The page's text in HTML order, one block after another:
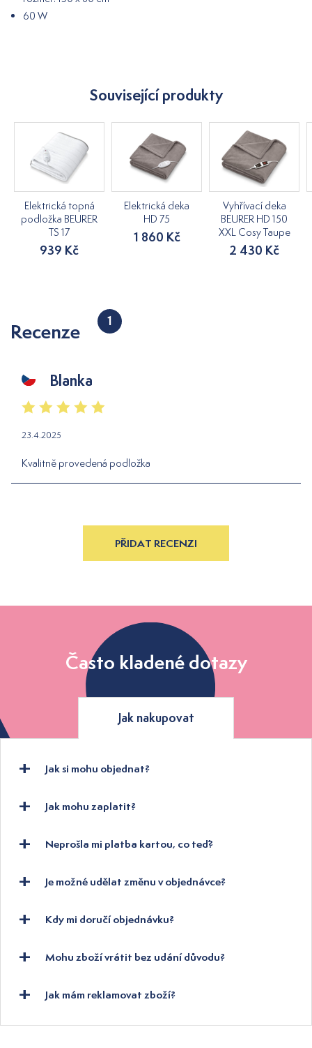
60 W
Související produkty
Elektrická topná
podložka BEURER
TS 17
939 Kč
Elektrická deka
HD 75
1 860 Kč
Vyhřívací deka
BEURER HD 150
XXL Cosy Taupe
2 430 Kč
Recenze 1
Blanka
23.4.2025
Kvalitně provedená podložka
PŘIDAT RECENZI
Často kladené dotazy
Jak nakupovat
Jak si mohu objednat?
Jak mohu zaplatit?
Neprošla mi platba kartou, co teď?
Je možné udělat změnu v objednávce?
Kdy mi doručí objednávku?
Mohu zboží vrátit bez udání důvodu?
Jak mám reklamovat zboží?